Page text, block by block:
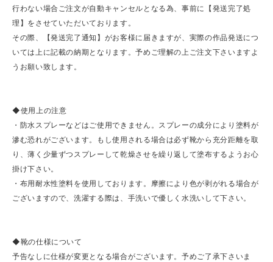
行わない場合ご注文が自動キャンセルとなる為、事前に【発送完了処
理】をさせていただいております。
その際、【発送完了通知】がお客様に届きますが、実際の作品発送につ
いては上に記載の納期となります。予めご理解の上ご注文下さいますよ
うお願い致します。
◆使用上の注意
・防水スプレーなどはご使用できません。スプレーの成分により塗料が
滲む恐れがございます。もし使用される場合は必ず靴から充分距離を取
り、薄く少量ずつスプレーして乾燥させを繰り返して塗布するようお心
掛け下さい。
・布用耐水性塗料を使用しております。摩擦により色が剥がれる場合が
ございますので、洗濯する際は、手洗いで優しく水洗いして下さい。
◆靴の仕様について
予告なしに仕様が変更となる場合がございます。予めご了承下さいま